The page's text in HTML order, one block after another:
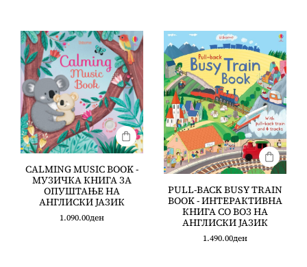
CALMING MUSIC BOOK -
МУЗИЧКА КНИГА ЗА
ОПУШТАЊЕ НА
АНГЛИСКИ ЈАЗИК
1.090.00ден
PULL-BACK BUSY TRAIN
BOOK - ИНТЕРАКТИВНА
КНИГА СО ВОЗ НА
АНГЛИСКИ ЈАЗИК
1.490.00ден